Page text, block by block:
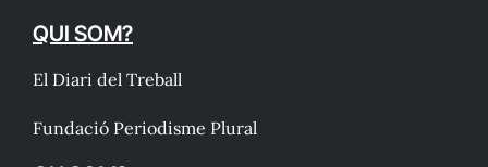
QUI SOM?
El Diari del Treball
Fundació Periodisme Plural